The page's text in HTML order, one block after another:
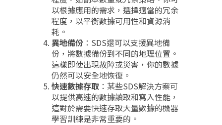
以根據應用的需求，選擇適當的冗余
程度，以平衡數據可用性和資源消
耗。
異地備份 ：SDS還可以支援異地備
份，將數據備份到不同的地理位置。
這樣即使出現故障或災害，你的數據
仍然可以安全地恢復。
快速數據存取 ：某些SDS解決方案可
以提供高速的數據讀取和寫入性能，
這對於需要快速存取大量數據的機器
學習訓練是非常重要的。